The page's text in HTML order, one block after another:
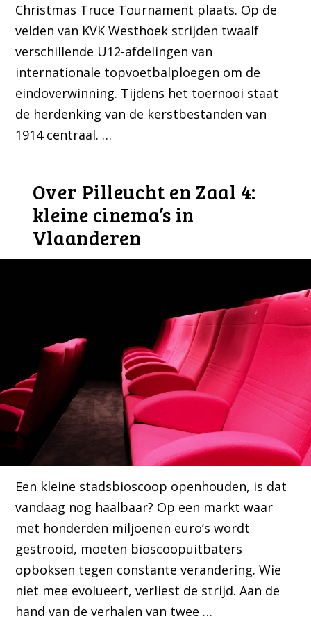
Christmas Truce Tournament plaats. Op de
velden van KVK Westhoek strijden twaalf
verschillende U12-afdelingen van
internationale topvoetbalploegen om de
eindoverwinning. Tijdens het toernooi staat
de herdenking van de kerstbestanden van
1914 centraal. …
Over Pilleucht en Zaal 4:
kleine cinema’s in
Vlaanderen
Een kleine stadsbioscoop openhouden, is dat
vandaag nog haalbaar? Op een markt waar
met honderden miljoenen euro’s wordt
gestrooid, moeten bioscoopuitbaters
opboksen tegen constante verandering. Wie
niet mee evolueert, verliest de strijd. Aan de
hand van de verhalen van twee …